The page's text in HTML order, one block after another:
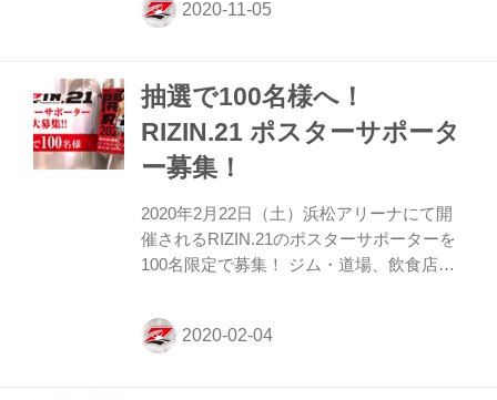
（土）大阪城ホールにて開催されるYogibo
掲示してRIZINを応援して下さるという方
は、下記の注意事項をご確認の上、申し込
みフォームよりご応募下さい！ 皆さんから
のたくさんのご応募、お待ちしています！
せんので、予めご了承く...
抽選で100名様へ！
RIZIN.21 ポスターサポータ
ー募集！
2020年2月22日（土）浜松アリーナにて開
催されるRIZIN.21のポスターサポーターを
100名限定で募集！ ジム・道場、飲食店や
掲示にご協力いただける方は、下記の注意
事項をご確認いただき、ご同意の上、入力